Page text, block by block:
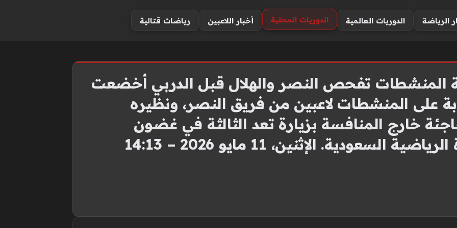
الرياضة الدوريات العالمية الدوريات المحلية أخبار اللاعبين رياضات قتالية
المنشطات تفحص النصر والهلال قبل الدربي أخضعت
على المنشطات لاعبين من فريق النصر، ونظيره
خارج المنافسة بزيارة تعد الثالثة في غضون
الإثنين، 11 مايو 2026 – 14:13